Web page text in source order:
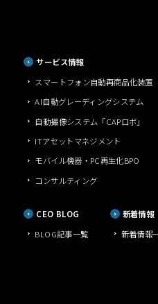
サービス情報
スマートフォン自動再商品化装置
AI自動グレーディングシステム
自動撮像システム「CAPロボ」
ITアセットマネジメント
モバイル機器・PC再生化BPO
コンサルティング
CEO BLOG
BLOG記事一覧
新着情報
新着情報